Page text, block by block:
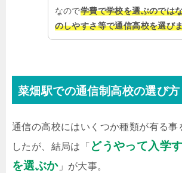
なので学費で学校を選ぶのでは
のしやすさ等で通信高校を選び
菜畑駅での通信制高校の選び方
通信の高校にはいくつか種類が有る事
したが、結局は「 どうやって入学
を選ぶか」が大事。